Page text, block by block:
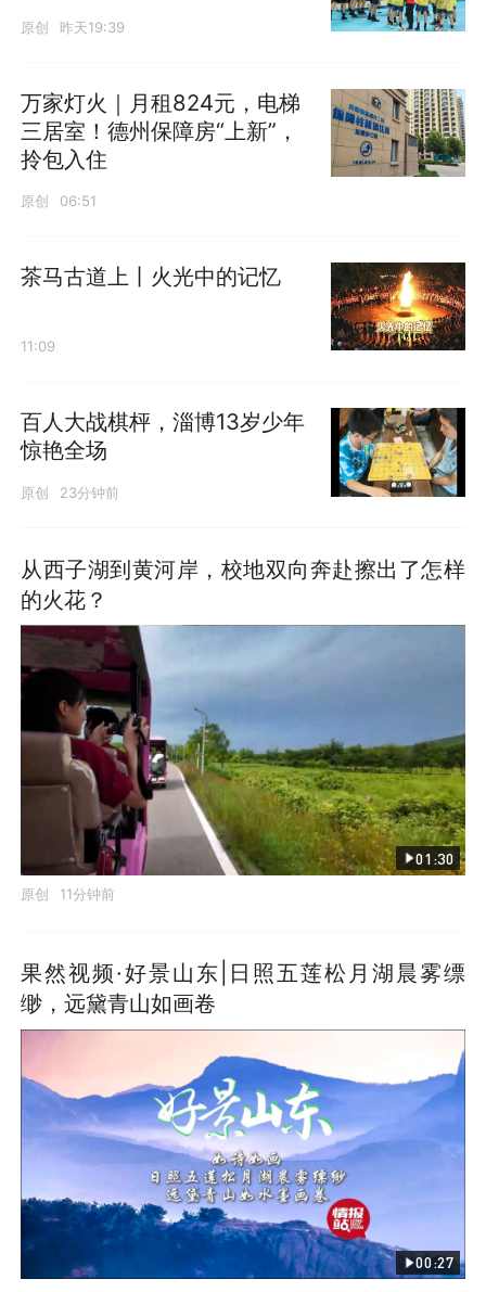
发布
原创 昨天19:39
万家灯火｜月租824元，电梯
三居室！德州保障房“上新”，
拎包入住
原创 06:51
茶马古道上丨火光中的记忆
11:09
百人大战棋枰，淄博13岁少年
惊艳全场
原创 23分钟前
从西子湖到黄河岸，校地双向奔赴擦出了怎样
的火花？
01:30
原创 11分钟前
果然视频·好景山东|日照五莲松月湖晨雾缥
缈，远黛青山如画卷
00:27